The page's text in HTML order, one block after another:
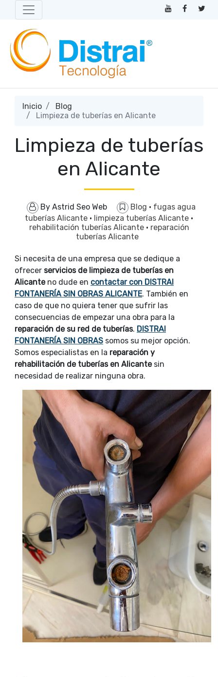
Inicio
Blog
Limpieza de tuberías en Alicante
Limpieza de tuberías
en Alicante
By Astrid Seo Web Blog · fugas agua
tuberías Alicante · limpieza tuberías Alicante ·
rehabilitación tuberías Alicante · reparación
tuberías Alicante
Si necesita de una empresa que se dedique a
ofrecer servicios de limpieza de tuberías en
Alicanteno dude en contactar con DISTRAI
FONTANERÍA SIN OBRAS ALICANTE. También en
caso de que no quiera tener que sufrir las
consecuencias de empezar una obra para la
reparación de su red de tuberías. DISTRAI
FONTANERÍA SIN OBRAS somos su mejor opción.
Somos especialistas en la reparación y
rehabilitación de tuberías en Alicantesin
necesidad de realizar ninguna obra.